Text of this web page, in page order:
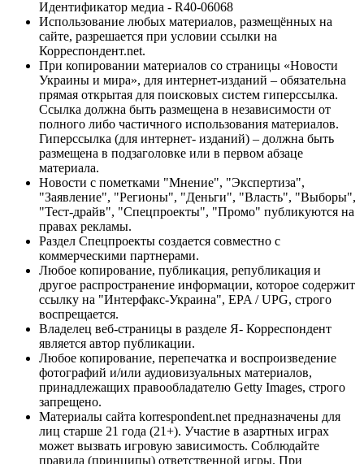
Идентификатор медиа - R40-06068
Использование любых материалов, размещённых на
сайте, разрешается при условии ссылки на
Корреспондент.net.
При копировании материалов со страницы «Новости
Украины и мира», для интернет-изданий – обязательна
прямая открытая для поисковых систем гиперссылка.
Ссылка должна быть размещена в независимости от
полного либо частичного использования материалов.
Гиперссылка (для интернет- изданий) – должна быть
размещена в подзаголовке или в первом абзаце
материала.
Новости с пометками "Мнение", "Экспертиза",
"Заявление", "Регионы", "Деньги", "Власть", "Выборы",
"Тест-драйв", "Спецпроекты", "Промо" публикуются на
правах рекламы.
Раздел Спецпроекты создается совместно с
коммерческими партнерами.
Любое копирование, публикация, републикация и
другое распространение информации, которое содержит
ссылку на "Интерфакс-Украина", EPA / UPG, строго
воспрещается.
Владелец веб-страницы в разделе Я- Корреспондент
является автор публикации.
Любое копирование, перепечатка и воспроизведение
фотографий и/или аудиовизуальных материалов,
принадлежащих правообладателю Getty Images, строго
запрещено.
Материалы сайта korrespondent.net предназначены для
лиц старше 21 года (21+). Участие в азартных играх
может вызвать игровую зависимость. Соблюдайте
правила (принципы) ответственной игры. При